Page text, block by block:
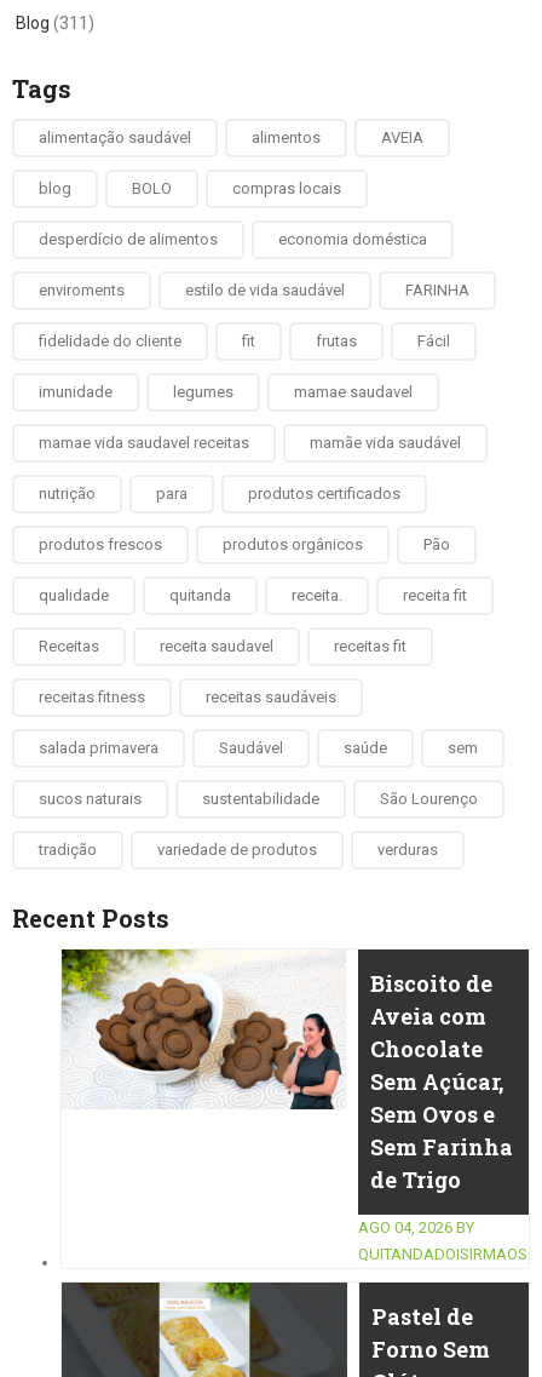
Blog (311)
Tags
alimentação saudável alimentos AVEIA
blog BOLO compras locais
desperdício de alimentos economia doméstica
enviroments estilo de vida saudável FARINHA
fidelidade do cliente fit frutas Fácil
imunidade legumes mamae saudavel
mamae vida saudavel receitas mamãe vida saudável
nutrição para produtos certificados
produtos frescos produtos orgânicos Pão
qualidade quitanda receita. receita fit
Receitas receita saudavel receitas fit
receitas fitness receitas saudáveis
salada primavera Saudável saúde sem
sucos naturais sustentabilidade São Lourenço
tradição variedade de produtos verduras
Recent Posts
Biscoito de
Aveia com
Chocolate
Sem Açúcar,
Sem Ovos e
Sem Farinha
de Trigo
AGO 04, 2026 BY
QUITANDADOISIRMAOS
Pastel de
Forno Sem